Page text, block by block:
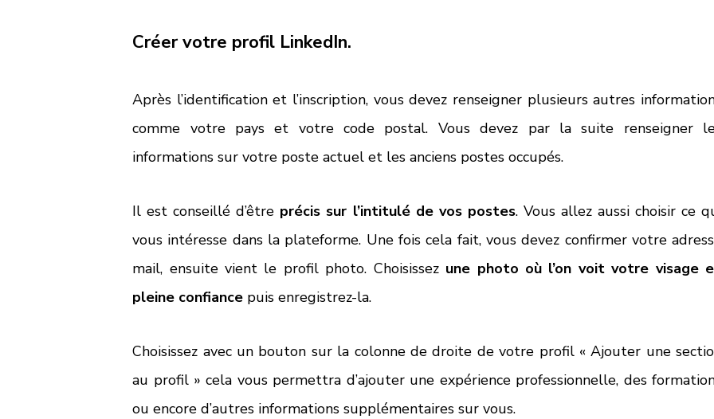
Créer votre profil LinkedIn.
Après l’identification et l’inscription, vous devez renseigner plusieurs autres
comme votre pays et votre code postal. Vous devez par la suite renseigner
informations sur votre poste actuel et les anciens postes occupés.
Il est conseillé d’être précis sur l’intitulé de vos postes. Vous allez aussi choisir ce
vous intéresse dans la plateforme. Une fois cela fait, vous devez confirmer votre
mail, ensuite vient le profil photo. Choisissez une photo où l’on voit votre visage
pleine confiance puis enregistrez-la.
Choisissez avec un bouton sur la colonne de droite de votre profil « Ajouter une
au profil » cela vous permettra d’ajouter une expérience professionnelle, des
ou encore d’autres informations supplémentaires sur vous.